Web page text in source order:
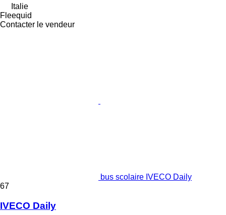
Italie
Fleequid
Contacter le vendeur
bus scolaire IVECO Daily
67
IVECO Daily